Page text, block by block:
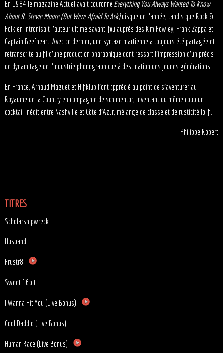
En 1984 le magazine Actuel avait couronné Everything You Always Wanted To Know
About R. Stevie Moore (But Were Afraid To Ask)disque de l’année, tandis que Rock &
Folk en intronisait l’auteur ultime savant-fou auprès des Kim Fowley, Frank Zappa et
Captain Beefheart. Avec ce dernier, une syntaxe martienne a toujours été partagée et
retranscrite au fil d’une production pharaonique dont ressort l’impression d’un précis
de dynamitage de l’industrie phonographique à destination des jeunes générations.
En France, Arnaud Maguet et Hifiklub l’ont apprécié au point de s’aventurer au
Royaume de la Country en compagnie de son mentor, inventant du même coup un
cocktail inédit entre Nashville et Côte d’Azur, mélange de classe et de rusticité lo-fi.
Philippe Robert
TITRES
Scholarshipwreck
Husband
Frustr8
Sweet 16bit
I Wanna Hit You (Live Bonus)
Cool Daddio (Live Bonus)
Human Race (Live Bonus)